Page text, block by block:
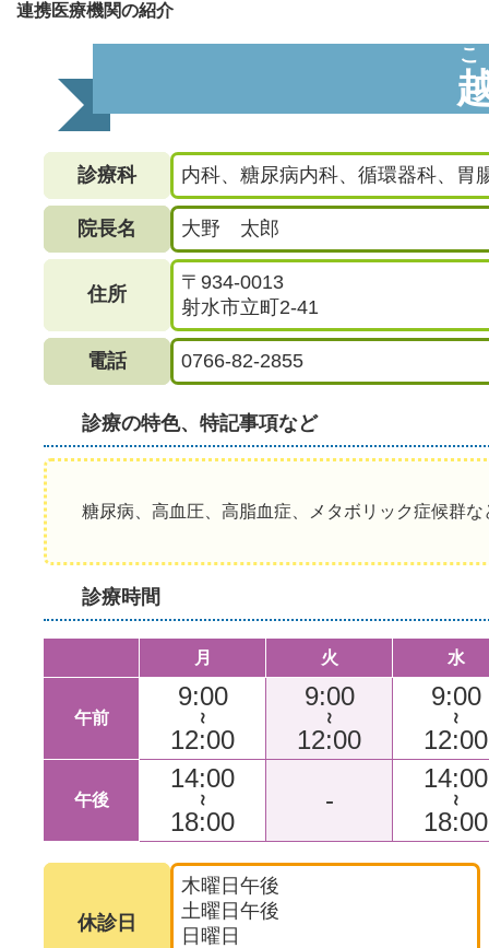
診療科 内科、糖尿病内科、循環器科、胃
院長名 大野 太郎
住所
〒934-0013
射水市立町2-41
電話 0766-82-2855
診療の特色、特記事項など
糖尿病、高血圧、高脂血症、メタボリック症候群
診療時間
月 火 水
午前
9:00
～
12:00
9:00
～
12:00
9:00
～
12:00
午後
14:00
～
18:00
-
14:00
～
18:00
休診日
木曜日午後
土曜日午後
日曜日
連携医療機関の紹介